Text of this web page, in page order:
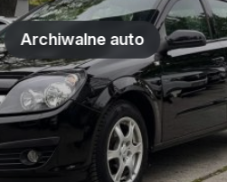
Archiwalne auto